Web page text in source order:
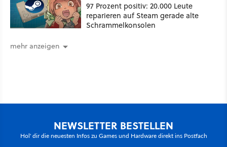
97 Prozent positiv: 20.000 Leute
reparieren auf Steam gerade alte
Schrammelkonsolen
mehr anzeigen
NEWSLETTER BESTELLEN
Hol' dir die neuesten Infos zu Games und Hardware direkt ins Postfach